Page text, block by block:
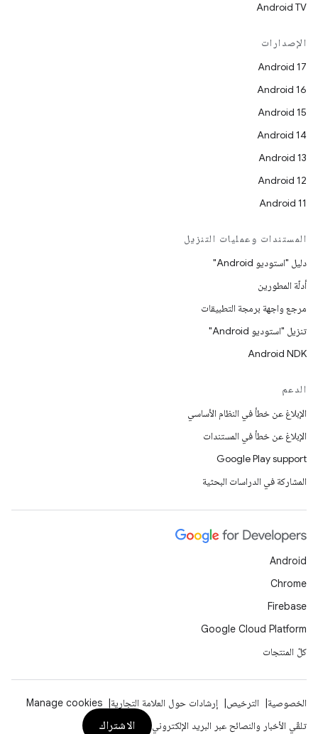
Android TV
الإصدارات
Android 17
Android 16
Android 15
Android 14
Android 13
Android 12
Android 11
المستندات وعمليات التنزيل
دليل "استوديو Android"
أدلّة المطورين
مرجع واجهة برمجة التطبيقات
تنزيل "استوديو Android"
Android NDK
الدعم
الإبلاغ عن خطأ في النظام الأساسي
الإبلاغ عن خطأ في المستندات
Google Play support
المشاركة في الدراسات البحثية
Android
Chrome
Firebase
Google Cloud Platform
كلّ المنتجات
الخصوصية الترخيص إرشادات حول العلامة التجارية
Manage cookies
تلقّي الأخبار والنصائح عبر البريد الإلكتروني
الاشتراك